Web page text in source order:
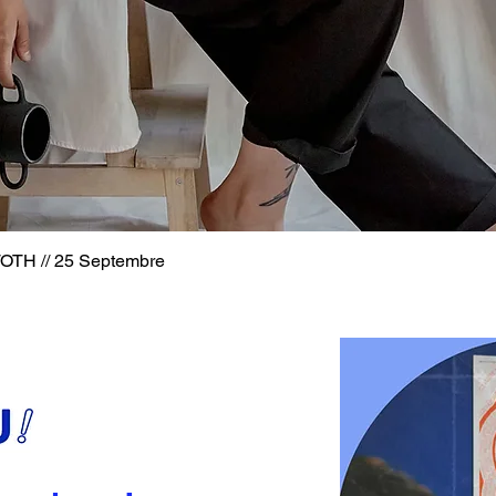
// 25 Septembre